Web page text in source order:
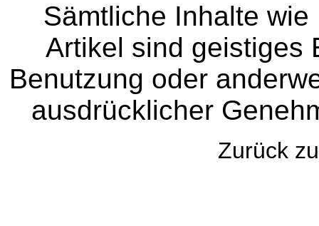
Sämtliche Inhalte
Artikel sind geistiges
Benutzung oder
ausdrücklicher
Zurück